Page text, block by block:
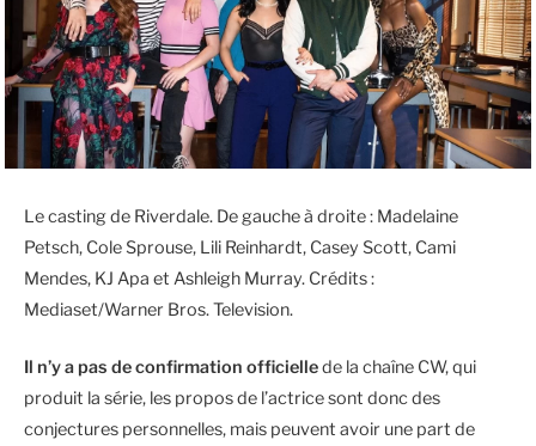
Le casting de Riverdale. De gauche à droite : Madelaine
Petsch, Cole Sprouse, Lili Reinhardt, Casey Scott, Cami
Mendes, KJ Apa et Ashleigh Murray. Crédits :
Mediaset/Warner Bros. Television.
Il n’y a pas de confirmation officiellede la chaîne CW, qui
produit la série, les propos de l’actrice sont donc des
conjectures personnelles, mais peuvent avoir une part de